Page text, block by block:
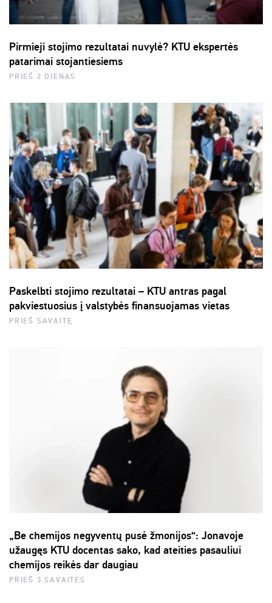
Pirmieji stojimo rezultatai nuvylė? KTU ekspertės
patarimai stojantiesiems
PRIEŠ 2 DIENAS
Paskelbti stojimo rezultatai – KTU antras pagal
pakviestuosius į valstybės finansuojamas vietas
PRIEŠ SAVAITĘ
„Be chemijos negyventų pusė žmonijos“: Jonavoje
užaugęs KTU docentas sako, kad ateities pasauliui
chemijos reikės dar daugiau
PRIEŠ 3 SAVAITES